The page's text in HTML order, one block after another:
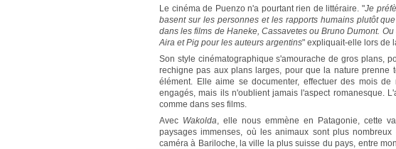
Le cinéma de Puenzo n'a pourtant rien de littéraire. "Je
basent sur les personnes et les rapports humains plutôt
dans les films de Haneke, Cassavetes ou Bruno Dumont.
Aira et Pig pour les auteurs argentins" expliquait-elle lors de
Son style cinématographique s'amourache de gros plans,
rechigne pas aux plans larges, pour que la nature prenne
élément. Elle aime se documenter, effectuer des mois
engagés, mais ils n'oublient jamais l'aspect romanesque.
comme dans ses films.
Avec Wakolda, elle nous emmène en Patagonie, cette
paysages immenses, où les animaux sont plus
caméra à Bariloche, la ville la plus suisse du pays, entre